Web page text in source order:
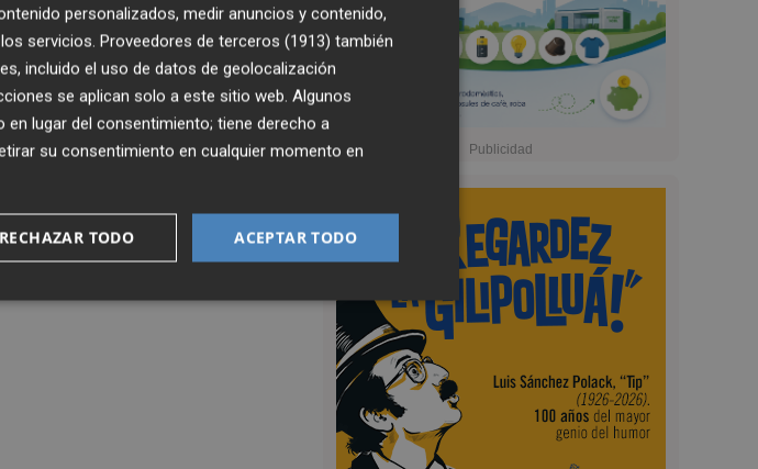
personalizados, medir anuncios y contenido,
servicios. Proveedores de terceros (1913) también
incluido el uso de datos de geolocalización
se aplican solo a este sitio web. Algunos
lugar del consentimiento; tiene derecho a
su consentimiento en cualquier momento en
ACEPTAR TODO
RECHAZAR TODO